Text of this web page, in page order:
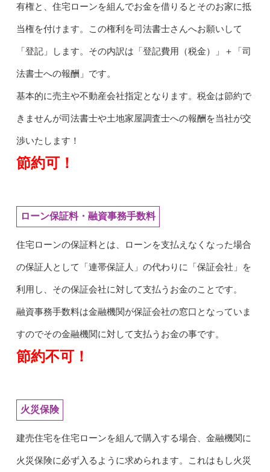
有権と、住宅ローンを組んでお金を借りるとそのお家に抵
当権を付けます。この権利を司法書士さんへお願いして
「登記」します。その内訳は「登記費用（税金）」＋「司
法書士への報酬」です。
基本的に売主や不動産会社指定となります。税金は節約で
きませんが司法書士や土地家屋調査士への報酬を当社が交
渉いたします！
節約可！
ローン保証料・融資事務手数料
住宅ローンの保証料とは、ローンを支払えなくなった場合
の保証人として「連帯保証人」の代わりに「保証会社」を
利用し、その保証会社に対して支払うお金のことです。
融資事務手数料は金融機関が保証会社の窓口となっていま
すのでその金融機関に対して支払うお金の事です。
節約不可！
火災保険
建売住宅を住宅ローンを組んで購入する場合、金融機関に
火災保険に必ず入るように求められます。これはもし火災